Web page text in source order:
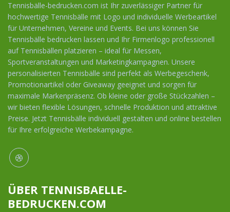
Tennisbälle-bedrucken.com ist Ihr zuverlässiger Partner für
hochwertige Tennisbälle mit Logo und individuelle Werbeartikel
für Unternehmen, Vereine und Events. Bei uns können Sie
Tennisbälle bedrucken lassen und Ihr Firmenlogo professionell
auf Tennisbällen platzieren – ideal für Messen,
Sportveranstaltungen und Marketingkampagnen. Unsere
personalisierten Tennisbälle sind perfekt als Werbegeschenk,
Promotionartikel oder Giveaway geeignet und sorgen für
maximale Markenpräsenz. Ob kleine oder große Stückzahlen –
wir bieten flexible Lösungen, schnelle Produktion und attraktive
Preise. Jetzt Tennisbälle individuell gestalten und online bestellen
für Ihre erfolgreiche Werbekampagne.
ÜBER TENNISBAELLE-
BEDRUCKEN.COM